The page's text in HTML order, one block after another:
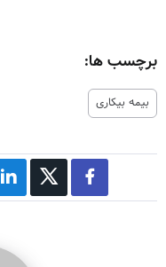
برچسب ها:
بیمه بیکاری